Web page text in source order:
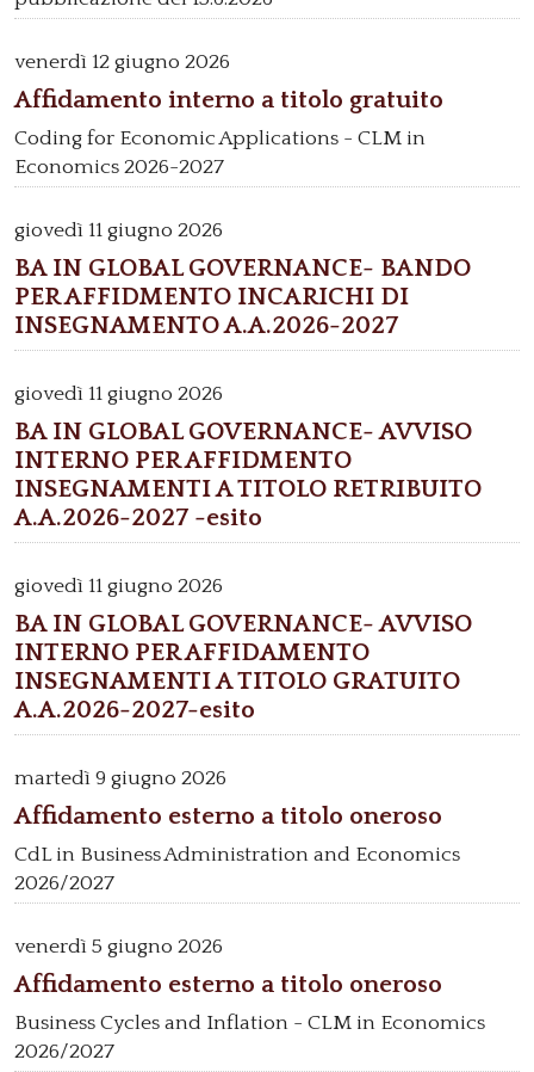
venerdì 12 giugno 2026
Affidamento interno a titolo gratuito
Coding for Economic Applications - CLM in
Economics 2026-2027
giovedì 11 giugno 2026
BA IN GLOBAL GOVERNANCE- BANDO
PER AFFIDMENTO INCARICHI DI
INSEGNAMENTO A.A.2026-2027
giovedì 11 giugno 2026
BA IN GLOBAL GOVERNANCE- AVVISO
INTERNO PER AFFIDMENTO
INSEGNAMENTI A TITOLO RETRIBUITO
A.A.2026-2027 -esito
giovedì 11 giugno 2026
BA IN GLOBAL GOVERNANCE- AVVISO
INTERNO PER AFFIDAMENTO
INSEGNAMENTI A TITOLO GRATUITO
A.A.2026-2027-esito
martedì 9 giugno 2026
Affidamento esterno a titolo oneroso
CdL in Business Administration and Economics
2026/2027
venerdì 5 giugno 2026
Affidamento esterno a titolo oneroso
Business Cycles and Inflation - CLM in Economics
2026/2027